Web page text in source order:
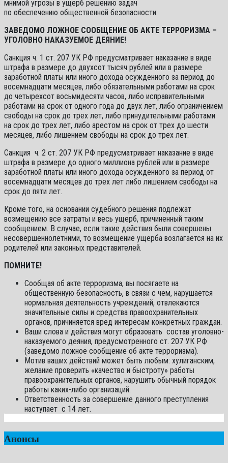
мнимой угрозы в ущерб решению задач
по обеспечению общественной безопасности.
ЗАВЕДОМО ЛОЖНОЕ СООБЩЕНИЕ ОБ АКТЕ ТЕРРОРИЗМА –
УГОЛОВНО НАКАЗУЕМОЕ ДЕЯНИЕ!
Санкция ч. 1 ст. 207 УК РФ предусматривает наказание в виде
штрафа в размере до двухсот тысяч рублей или в размере
заработной платы или иного дохода осужденного за период до
восемнадцати месяцев, либо обязательными работами на срок
до четырехсот восьмидесяти часов, либо исправительными
работами на срок от одного года до двух лет, либо ограничением
свободы на срок до трех лет, либо принудительными работами
на срок до трех лет, либо арестом на срок от трех до шести
месяцев, либо лишением свободы на срок до трех лет.
Санкция ч. 2 ст. 207 УК РФ предусматривает наказание в виде
штрафа в размере до одного миллиона рублей или в размере
заработной платы или иного дохода осужденного за период от
восемнадцати месяцев до трех лет либо лишением свободы на
срок до пяти лет.
Кроме того, на основании судебного решения подлежат
возмещению все затраты и весь ущерб, причиненный таким
сообщением. В случае, если такие действия были совершены
несовершеннолетними, то возмещение ущерба возлагается на их
родителей или законных представителей.
ПОМНИТЕ!
Сообщая об акте терроризма, вы посягаете на
общественную безопасность, в связи с чем, нарушается
нормальная деятельность учреждений, отвлекаются
значительные силы и средства правоохранительных
органов, причиняется вред интересам конкретных граждан.
Ваши слова и действия могут образовать состав уголовно-
наказуемого деяния, предусмотренного ст. 207 УК РФ
(заведомо ложное сообщение об акте терроризма).
Мотив ваших действий может быть любым: хулиганским,
желание проверить «качество и быстроту» работы
правоохранительных органов, нарушить обычный порядок
работы каких-либо организаций.
Ответственность за совершение данного преступления
наступает с 14 лет.
Анонсы